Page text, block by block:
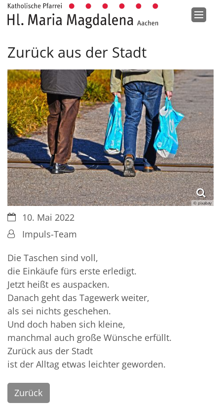
Zum Inhalt springen
Zurück aus der Stadt
© pixabay
Datum:10. Mai 2022
Von:Impuls-Team
Die Taschen sind voll,
die Einkäufe fürs erste erledigt.
Jetzt heißt es auspacken.
Danach geht das Tagewerk weiter,
als sei nichts geschehen.
Und doch haben sich kleine,
manchmal auch große Wünsche erfüllt.
Zurück aus der Stadt
ist der Alltag etwas leichter geworden.
Zurück